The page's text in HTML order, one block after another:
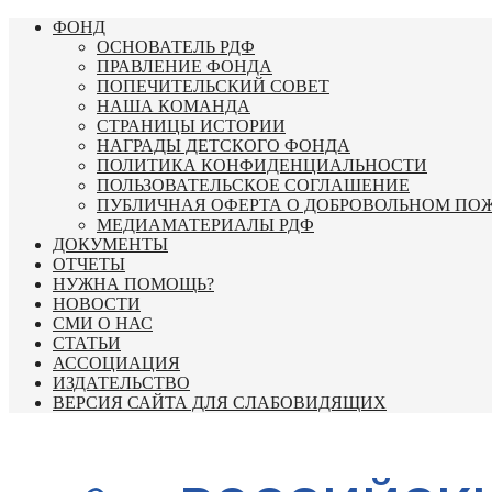
Перейти
содержимому
ФОНД
ОСНОВАТЕЛЬ РДФ
ПРАВЛЕНИЕ ФОНДА
ПОПЕЧИТЕЛЬСКИЙ СОВЕТ
НАША КОМАНДА
СТРАНИЦЫ ИСТОРИИ
НАГРАДЫ ДЕТСКОГО ФОНДА
ПОЛИТИКА КОНФИДЕНЦИАЛЬНОСТИ
ПОЛЬЗОВАТЕЛЬСКОЕ СОГЛАШЕНИЕ
ПУБЛИЧНАЯ ОФЕРТА О ДОБРОВОЛЬНОМ
МЕДИАМАТЕРИАЛЫ РДФ
ДОКУМЕНТЫ
ОТЧЕТЫ
НУЖНА ПОМОЩЬ?
НОВОСТИ
СМИ О НАС
СТАТЬИ
АССОЦИАЦИЯ
ИЗДАТЕЛЬСТВО
ВЕРСИЯ САЙТА ДЛЯ СЛАБОВИДЯЩИХ